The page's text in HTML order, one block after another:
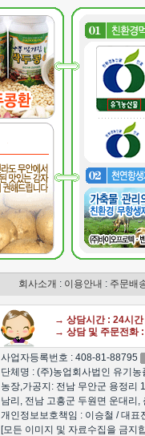
회사소개 : 이용안내 : 주문배
→ 상담시간 : 24시간
→ 상담 및 주문전화
사업자등록번호 : 408-81-88795
단체명 : (주)농업회사법인 유기
농장,가공지: 전남 무안군 용정리
남리, 전남 고흥군 두원면 운대리
개인정보보호책임 : 이승철 / 대
[모든 이미지 및 자료수집을 금지